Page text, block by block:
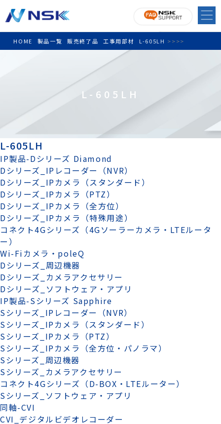
HOME >
製品一覧 >
販売終了品 >
工事用部材 >
L-605LH
L-605LH
L-605LH
IP製品-Dシリーズ Diamond
Dシリーズ_IPレコーダー（NVR）
Dシリーズ_IPカメラ（スタンダード）
Dシリーズ_IPカメラ（PTZ）
Dシリーズ_IPカメラ（全方位）
Dシリーズ_IPカメラ（特殊用途）
コネクト4Gシリーズ（4Gソーラーカメラ・LTEルータ
ー）
Wi-Fiカメラ・poleQ
Dシリーズ_周辺機器
Dシリーズ_カメラアクセサリー
Dシリーズ_ソフトウェア・アプリ
IP製品-Sシリーズ Sapphire
Sシリーズ_IPレコーダー（NVR）
Sシリーズ_IPカメラ（スタンダード）
Sシリーズ_IPカメラ（PTZ）
Sシリーズ_IPカメラ（全方位・パノラマ）
Sシリーズ_周辺機器
Sシリーズ_カメラアクセサリー
コネクト4Gシリーズ（D-BOX・LTEルーター）
Sシリーズ_ソフトウェア・アプリ
同軸-CVI
CVI_デジタルビデオレコーダー